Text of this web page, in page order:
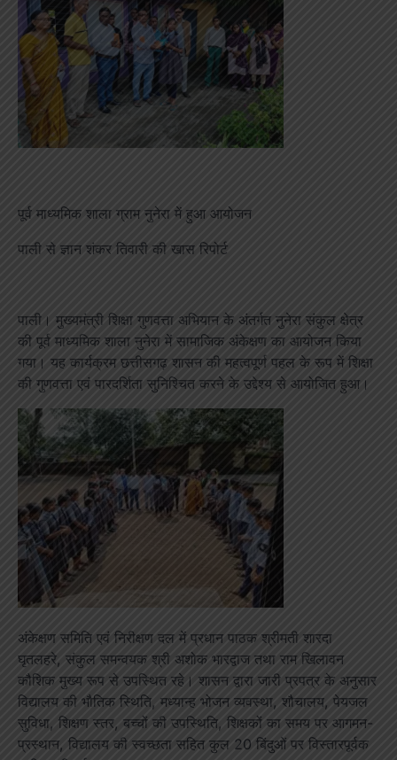
पूर्व माध्यमिक शाला ग्राम नुनेरा में हुआ आयोजन
पाली से ज्ञान शंकर तिवारी की खास रिपोर्ट
पाली। मुख्यमंत्री शिक्षा गुणवत्ता अभियान के अंतर्गत नुनेरा संकुल क्षेत्र
की पूर्व माध्यमिक शाला नुनेरा में सामाजिक अंकेक्षण का आयोजन किया
गया। यह कार्यक्रम छत्तीसगढ़ शासन की महत्वपूर्ण पहल के रूप में शिक्षा
की गुणवत्ता एवं पारदर्शिता सुनिश्चित करने के उद्देश्य से आयोजित हुआ।
अंकेक्षण समिति एवं निरीक्षण दल में प्रधान पाठक श्रीमती शारदा
घृतलहरे, संकुल समन्वयक श्री अशोक भारद्वाज तथा राम खिलावन
कौशिक मुख्य रूप से उपस्थित रहे। शासन द्वारा जारी प्रपत्र के अनुसार
विद्यालय की भौतिक स्थिति, मध्यान्ह भोजन व्यवस्था, शौचालय, पेयजल
सुविधा, शिक्षण स्तर, बच्चों की उपस्थिति, शिक्षकों का समय पर आगमन-
प्रस्थान, विद्यालय की स्वच्छता सहित कुल 20 बिंदुओं पर विस्तारपूर्वक